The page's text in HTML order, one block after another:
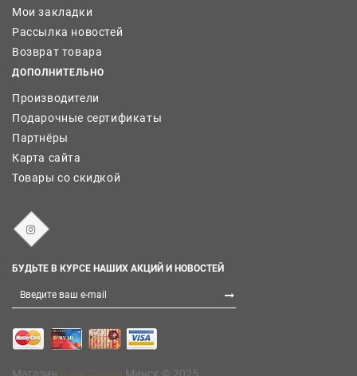
Мои закладки
Рассылка новостей
Возврат товара
ДОПОЛНИТЕЛЬНО
Производители
Подарочные сертификаты
Партнёры
Карта сайта
Товары со скидкой
БУДЬТЕ В КУРСЕ НАШИХ АКЦИЙ И НОВОСТЕЙ
Магазин Минск © 2025